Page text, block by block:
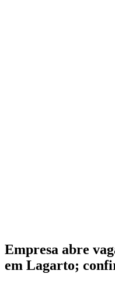
Empresa abre
em Lagarto;